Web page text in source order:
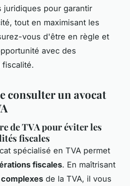
pour garantir
tout en maximisant les
vous d'être en règle et
avec des
consulter un avocat
de TVA pour éviter les
fiscales
spécialisé en TVA permet
fiscales. En maîtrisant
de la TVA, il vous